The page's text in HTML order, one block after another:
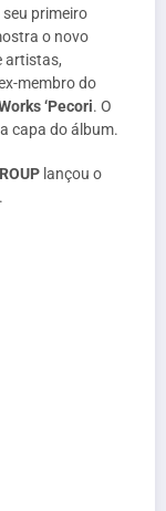
seu primeiro
o novo
artistas,
membro do
‘Pecori. O
capa do álbum.
lançou o